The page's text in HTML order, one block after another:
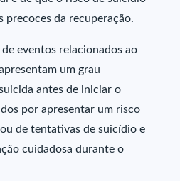
precoces da recuperação.
eventos relacionados ao
um grau
antes de iniciar o
por apresentar um risco
de tentativas de suicídio e
cuidadosa durante o